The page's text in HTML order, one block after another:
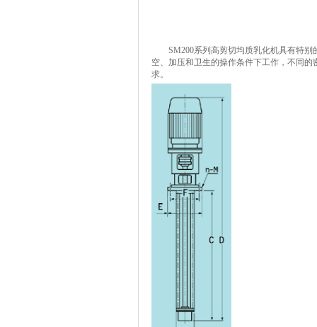
SM200系列高剪切均质乳化机具有特别
空、加压和卫生的操作条件下工作，不同的
求。